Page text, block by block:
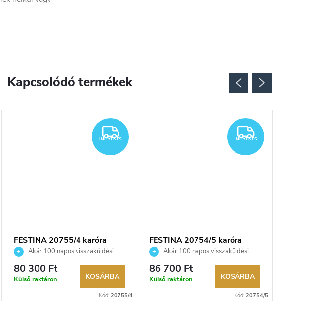
Kapcsolódó termékek
INGYENES
INGYENES
FESTINA 20755/4 karóra
Akár 100 napos visszaküldési
lehetőség. Hivatalos márkakereskedő.
80 300 Ft
Külső raktáron KOSÁRBA
Kód: 20755/4
INGYENES
INGYENES
FESTINA 20754/5 karóra
Akár 100 napos visszaküldési
lehetőség. Hivatalos márkakereskedő.
86 700 Ft
Külső raktáron KOSÁRBA
Kód: 20754/5